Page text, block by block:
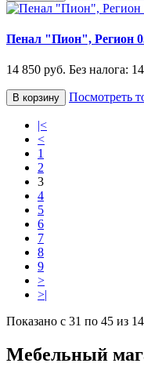
Пенал "Пион", Регион
14 850 руб. Без налога:
В корзину Посмотреть
|<
<
1
2
3
4
5
6
7
8
9
>
>|
Показано с 31 по 45 из
Мебельный